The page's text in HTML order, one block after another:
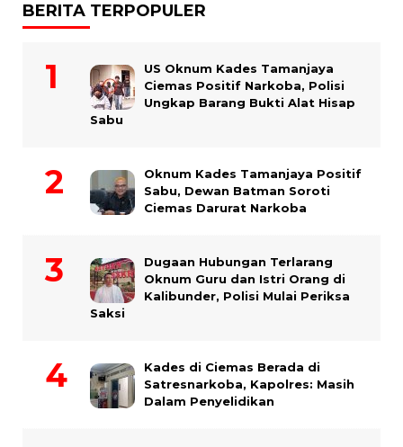
BERITA TERPOPULER
US Oknum Kades Tamanjaya
Ciemas Positif Narkoba, Polisi
Ungkap Barang Bukti Alat Hisap
Sabu
Oknum Kades Tamanjaya Positif
Sabu, Dewan Batman Soroti
Ciemas Darurat Narkoba
Dugaan Hubungan Terlarang
Oknum Guru dan Istri Orang di
Kalibunder, Polisi Mulai Periksa
Saksi
Kades di Ciemas Berada di
Satresnarkoba, Kapolres: Masih
Dalam Penyelidikan